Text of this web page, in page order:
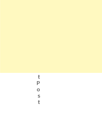
t
P
o
s
t